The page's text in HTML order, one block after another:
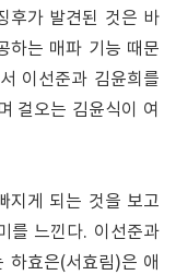
후가 발견된 것은 바
하는 매파 기능 때문
이선준과 김윤희를
걸오는 김윤식이 여
지게 되는 것을 보고
를 느낀다. 이선준과
하효은(서효림)은 애